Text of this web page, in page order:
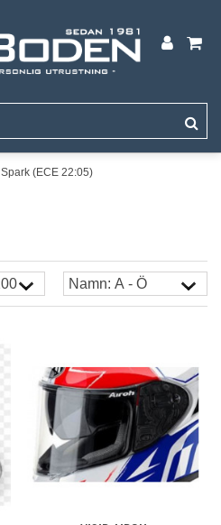
Spark (ECE 22:05)